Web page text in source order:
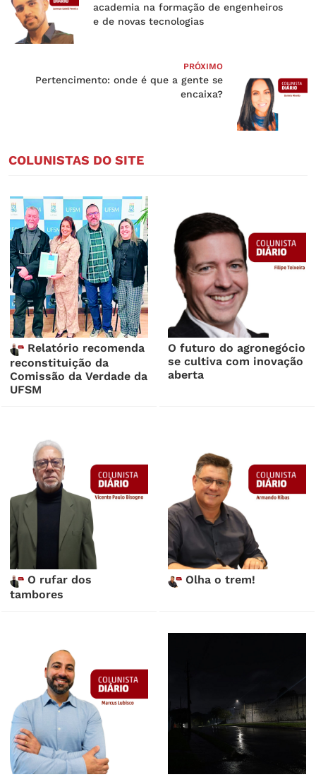
academia na formação de engenheiros
e de novas tecnologias
PRÓXIMO
Pertencimento: onde é que a gente se
encaixa?
COLUNISTAS DO SITE
Relatório recomenda
reconstituição da
Comissão da Verdade da
UFSM
O futuro do agronegócio
se cultiva com inovação
aberta
O rufar dos
tambores
Olha o trem!